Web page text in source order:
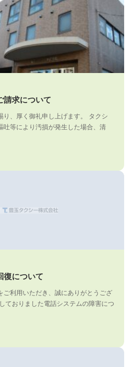
請求について
り、厚く御礼申し上げます。 タクシ
吐等により汚損が発生した場合、清
復について
ご利用いただき、誠にありがとうござ
ておりました電話システムの障害につ